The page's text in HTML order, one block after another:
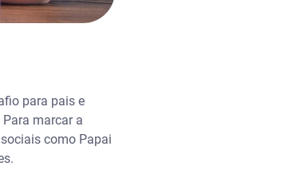
para pais e
marcar a
como Papai